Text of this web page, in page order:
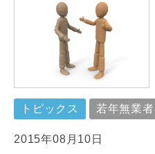
トピックス 若年無業
2015年08月10日